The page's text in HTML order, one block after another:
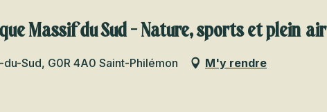
Massif du Sud - Nature, sports et plein air
Sud, G0R 4A0 Saint-Philémon M'y rendre